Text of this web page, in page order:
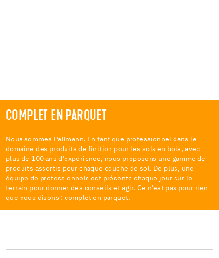
COMPLET EN PARQUET
Nous sommes Pallmann. En tant que professionnel dans le
domaine des produits de finition pour les sols en bois, avec
plus de 100 ans d'expérience, nous proposons une gamme de
produits assortis pour chaque couche de sol. De plus, une
équipe de professionnels est présente chaque jour sur le
terrain pour donner des conseils et agir. Ce n'est pas pour rien
que nous disons : complet en parquet.